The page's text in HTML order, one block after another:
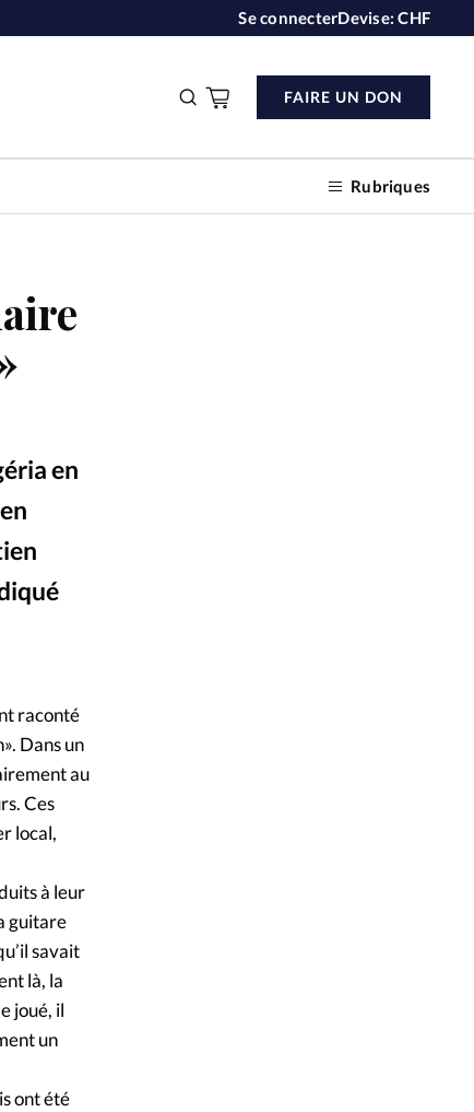
Se connecterDevise:CHF
Rubriques
FAIRE UN DON
d'adresse
en
raconté
Dans un
au
Ces
local,
à leur
guitare
savait
là, la
joué, il
un
ont été